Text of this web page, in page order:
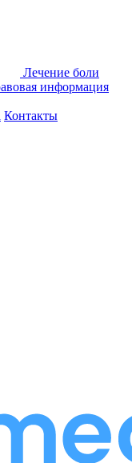
Лечение боли
информация
Контакты